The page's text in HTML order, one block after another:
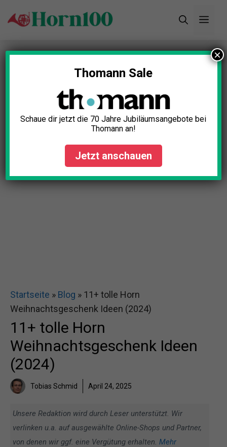
Inhalt
Startseite » Blog » 11+ tolle Horn
Weihnachtsgeschenk Ideen (2024)
11+ tolle Horn
Weihnachtsgeschenk Ideen
(2024)
Tobias Schmid April 24, 2025
Unsere Redaktion wird durch Leser unterstützt. Wir
verlinken u.a. auf ausgewählte Online-Shops und Partner,
von denen wir ggf. eine Vergütung erhalten. Mehr
Thomann Sale
Schaue dir jetzt die 70 Jahre Jubiläumsangebote bei
Thomann an!
Jetzt anschauen
×